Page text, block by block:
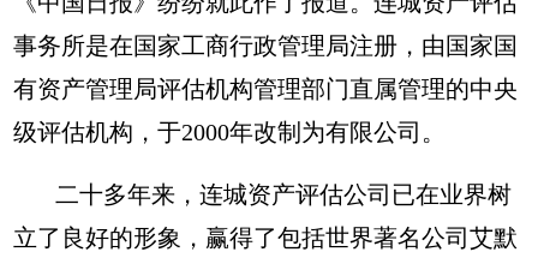
事务所是在国家工商行政管理局注册，由国家国
有资产管理局评估机构管理部门直属管理的中央
级评估机构，于2000年改制为有限公司。
二十多年来，连城资产评估公司已在业界树
立了良好的形象，赢得了包括世界著名公司艾默